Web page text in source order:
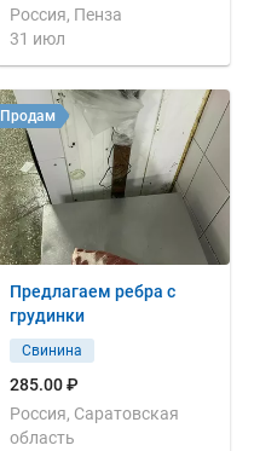
Россия, Пенза
31 июл
Предлагаем ребра с
грудинки
Свинина
285.00 ₽
Россия, Саратовская
область
Продам